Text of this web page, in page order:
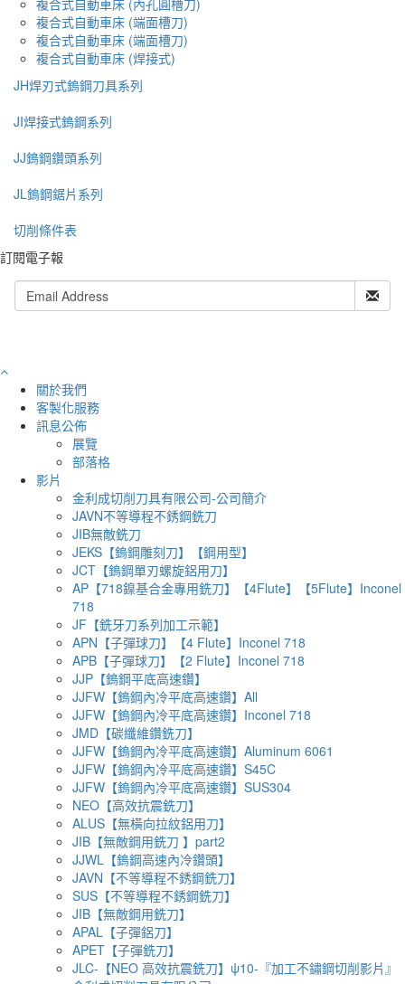
複合式自動車床 (端面槽刀)
複合式自動車床 (端面槽刀)
複合式自動車床 (焊接式)
JH焊刃式鎢鋼刀具系列
JI焊接式鎢鋼系列
JJ鎢鋼鑽頭系列
JL鎢鋼鋸片系列
切削條件表
訂閱電子報
關於我們
客製化服務
訊息公佈
展覽
部落格
影片
金利成切削刀具有限公司-公司簡介
JAVN不等導程不銹鋼銑刀
JIB無敵銑刀
JEKS【鎢鋼雕刻刀】【鋼用型】
JCT【鎢鋼單刃螺旋鋁用刀】
AP【718鎳基合金專用銑刀】【4Flute】【5Flute】Inconel
718
JF【銑牙刀系列加工示範】
APN【子彈球刀】【4 Flute】Inconel 718
APB【子彈球刀】【2 Flute】Inconel 718
JJP【鎢鋼平底高速鑽】
JJFW【鎢鋼內冷平底高速鑽】All
JJFW【鎢鋼內冷平底高速鑽】Inconel 718
JMD【碳纖維鑽銑刀】
JJFW【鎢鋼內冷平底高速鑽】Aluminum 6061
JJFW【鎢鋼內冷平底高速鑽】S45C
JJFW【鎢鋼內冷平底高速鑽】SUS304
NEO【高效抗震銑刀】
ALUS【無橫向拉紋鋁用刀】
JIB【無敵鋼用銑刀 】part2
JJWL【鎢鋼高速內冷鑽頭】
JAVN【不等導程不銹鋼銑刀】
SUS【不等導程不銹鋼銑刀】
JIB【無敵鋼用銑刀】
APAL【子彈鋁刀】
APET【子彈銑刀】
JLC-【NEO 高效抗震銑刀】ψ10-『加工不鏽鋼切削影片』